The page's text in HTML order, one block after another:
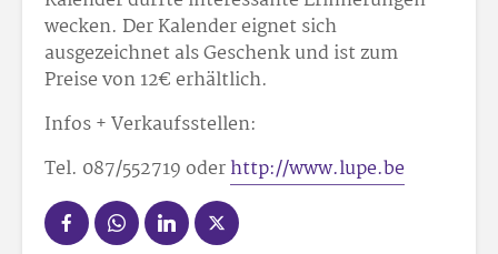
wecken. Der Kalender eignet sich
ausgezeichnet als Geschenk und ist zum
Preise von 12€ erhältlich.
Infos + Verkaufsstellen:
Tel. 087/552719 oderhttp://www.lupe.be